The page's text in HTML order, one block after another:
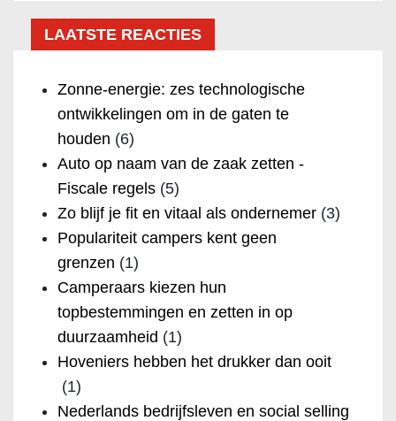
LAATSTE REACTIES
Zonne-energie: zes technologische
ontwikkelingen om in de gaten te
houden (6)
Auto op naam van de zaak zetten -
Fiscale regels (5)
Zo blijf je fit en vitaal als ondernemer (3)
Populariteit campers kent geen
grenzen (1)
Camperaars kiezen hun
topbestemmingen en zetten in op
duurzaamheid (1)
Hoveniers hebben het drukker dan ooit
(1)
Nederlands bedrijfsleven en social selling